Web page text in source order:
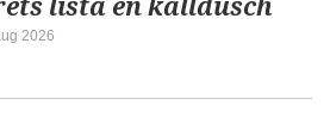
2026